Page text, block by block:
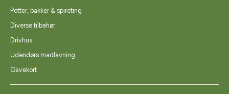
Potter, bakker & spireting
Diverse tilbehør
Drivhus
Udendørs madlavning
Gavekort